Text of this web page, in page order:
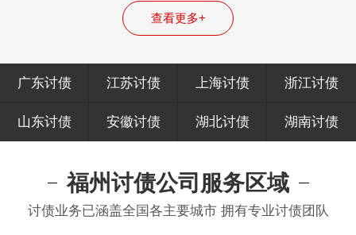
查看更多+
广东讨债 江苏讨债 上海讨债 浙江讨债
山东讨债 安徽讨债 湖北讨债 湖南讨债
福州讨债公司服务区域
讨债业务已涵盖全国各主要城市 拥有专业讨债团队